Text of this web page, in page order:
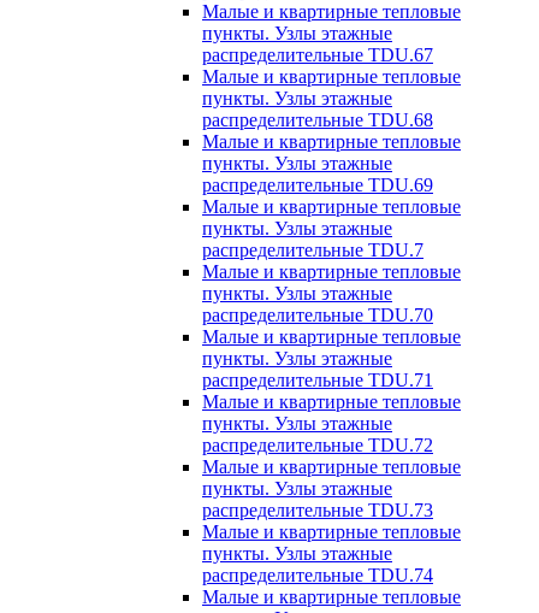
Малые и квартирные тепловые
пункты. Узлы этажные
распределительные TDU.67
Малые и квартирные тепловые
пункты. Узлы этажные
распределительные TDU.68
Малые и квартирные тепловые
пункты. Узлы этажные
распределительные TDU.69
Малые и квартирные тепловые
пункты. Узлы этажные
распределительные TDU.7
Малые и квартирные тепловые
пункты. Узлы этажные
распределительные TDU.70
Малые и квартирные тепловые
пункты. Узлы этажные
распределительные TDU.71
Малые и квартирные тепловые
пункты. Узлы этажные
распределительные TDU.72
Малые и квартирные тепловые
пункты. Узлы этажные
распределительные TDU.73
Малые и квартирные тепловые
пункты. Узлы этажные
распределительные TDU.74
Малые и квартирные тепловые